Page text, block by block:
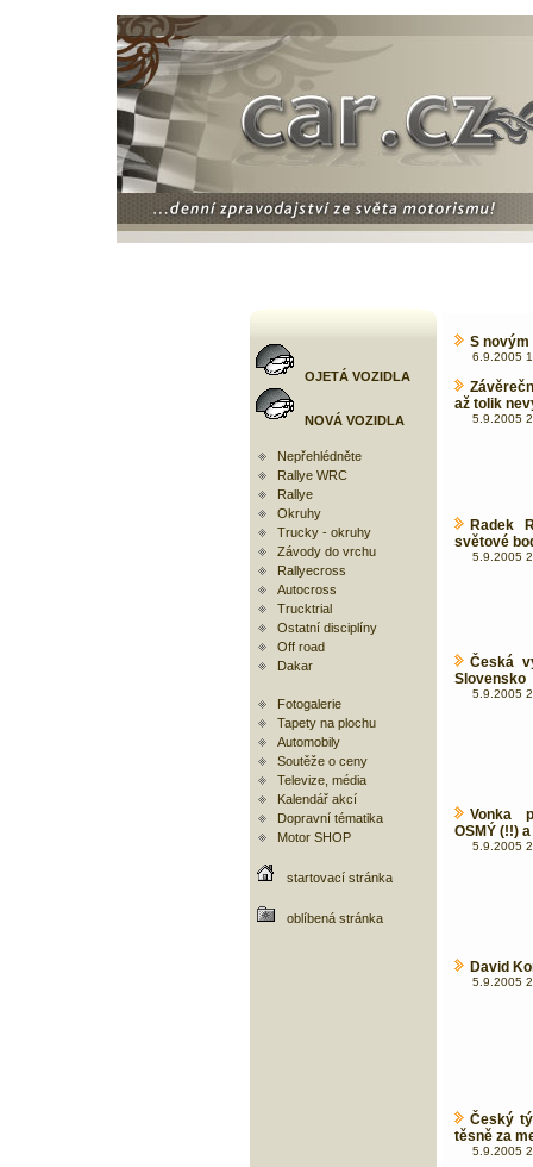
OJETÁ VOZIDLA
NOVÁ VOZIDLA
Nepřehlédněte
Rallye WRC
Rallye
Okruhy
Trucky - okruhy
Závody do vrchu
Rallyecross
Autocross
Trucktrial
Ostatní disciplíny
Off road
Dakar
Fotogalerie
Tapety na plochu
Automobily
Soutěže o ceny
Televize, média
Kalendář akcí
Dopravní tématika
Motor SHOP
startovací stránka
oblíbená stránka
S novým
6.9.2005
až tolik
5.9.2005
Radek
světové
5.9.2005
Česká
Slovensko
5.9.2005
Vonka
OSMÝ (!!)
5.9.2005
David
5.9.2005
Český
těsně za
5.9.2005